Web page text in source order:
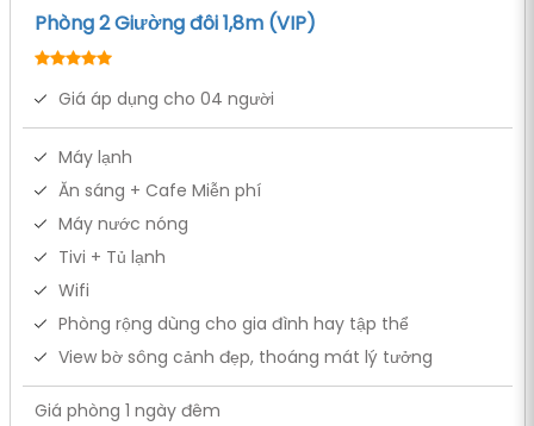
Phòng 2 Giường đôi 1,8m (VIP)
Giá áp dụng cho 04 người
Máy lạnh
Ăn sáng + Cafe Miễn phí
Máy nước nóng
Tivi + Tủ lạnh
Wifi
Phòng rộng dùng cho gia đình hay tập thể
View bờ sông cảnh đẹp, thoáng mát lý tưởng
Giá phòng 1 ngày đêm